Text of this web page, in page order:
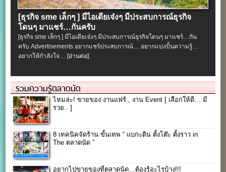
[ธุรกิจ sme เล็กๆ ] มีไอเดียเจ๋งๆ มีประสบการณ์ธุรกิจ
โดนๆ มาแชร์…กันครับ
[ธุรกิจ sme เล็กๆ ] มีไอเดียเจ๋งๆ มีประสบการณ์ธุรกิจโดนๆ มาแชร์…กัน
ครับ Advertisements อยากแชร์ประสบการณ์… อยากแบ่งปั้นความรู้…
อยากให้กำลังใจ… [อ่านต่อ]
รวมความรู้ตลาดนัด
ไหมล่ะ! ขายของ งานแฟร์ , งาน Event [ เลือกให้ดี… มี
รวย.. ]
8 เทคนิคจัดร้าน ขั้นเทพ “ แบกะดิน ตั้งโต๊ะ ตั้งราว in
The ตลาดนัด ”
อยากไปขายของที่ตลาดนัด…ต้องรู้อะไรบ้าง!!!